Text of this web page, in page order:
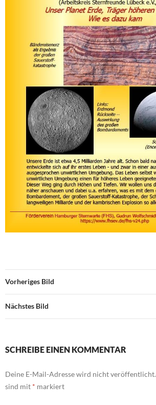
Vorheriges Bild
Nächstes Bild
SCHREIBE EINEN KOMMENTAR
Deine E-Mail-Adresse wird nicht veröffentlicht.
sind mit * markiert